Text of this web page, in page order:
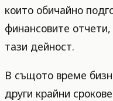
които обичайно
финансовите
тази дейност.
В същото време
други крайни